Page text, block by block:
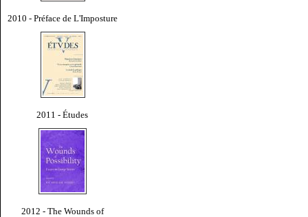
2010 - Préface de L'Imposture
2011 - Études
2012 - The Wounds of